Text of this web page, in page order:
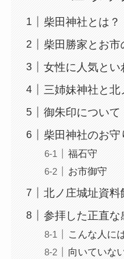
柴田神社とは？
柴田勝家とお市
女性に人気とい
三姉妹神社と北
御朱印について
柴田神社のお守
福石守
お市御守
北ノ庄城址資料
参拝した正直な
こんな人に
向いていな